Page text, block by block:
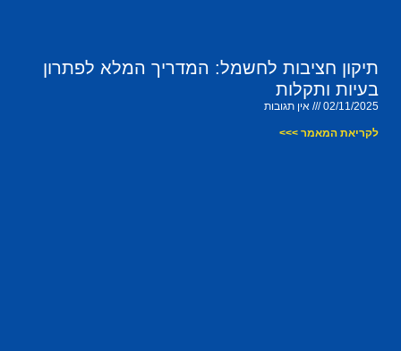
תיקון חציבות לחשמל: המדריך המלא לפתרון
בעיות ותקלות
02/11/2025 אין תגובות
לקריאת המאמר >>>